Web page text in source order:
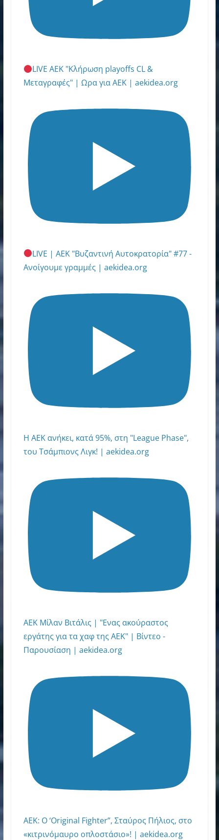
LIVE ΑΕΚ "Κλήρωση playoffs CL &
Μεταγραφές" | Ωρα για ΑΕΚ | aekidea.org
LIVE | ΑΕΚ "Βυζαντινή Αυτοκρατορία" #77 -
Ανοίγουμε γραμμές | aekidea.org
Η ΑΕΚ ανήκει, κατά 95%, στη "League Phase",
του Τσάμπιονς Λιγκ! | aekidea.org
ΑΕΚ Μίλαν Βιτάλις | "Ενας ακούραστος
εργάτης για τα χαφ της ΑΕΚ" | Βίντεο -
Παρουσίαση | aekidea.org
AEK: Ο ‘Original Fighter”, Σταύρος Πήλιος, στο
«κιτρινόμαυρο οπλοστάσιο»! | aekidea.org